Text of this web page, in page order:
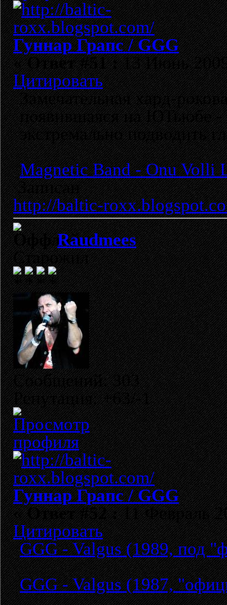
Гуннар Грапс / GGG
«Ответ #51 :13 Июнь
Цитировать
Замечательная хард-
появившаяся на ЮТьюбе -
экстремально подводить
Magnetic Band - Onu Volli
Записан
http://baltic-
Raudmees
Старожил
Сообщений: 303
Репутация: +63/-1
Гуннар Грапс / GGG
«Ответ #52 :11 Февраль
Цитировать
GGG - Valgus (1989, под
GGG - Valgus (1987,